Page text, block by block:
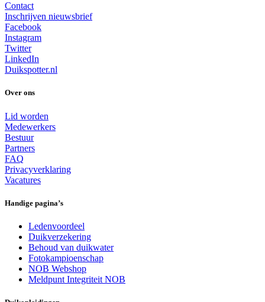
Contact
Inschrijven nieuwsbrief
Facebook
Instagram
Twitter
LinkedIn
Duikspotter.nl
Over ons
Lid worden
Medewerkers
Bestuur
Partners
FAQ
Privacyverklaring
Vacatures
Handige pagina’s
Ledenvoordeel
Duikverzekering
Behoud van duikwater
Fotokampioenschap
NOB Webshop
Meldpunt Integriteit NOB